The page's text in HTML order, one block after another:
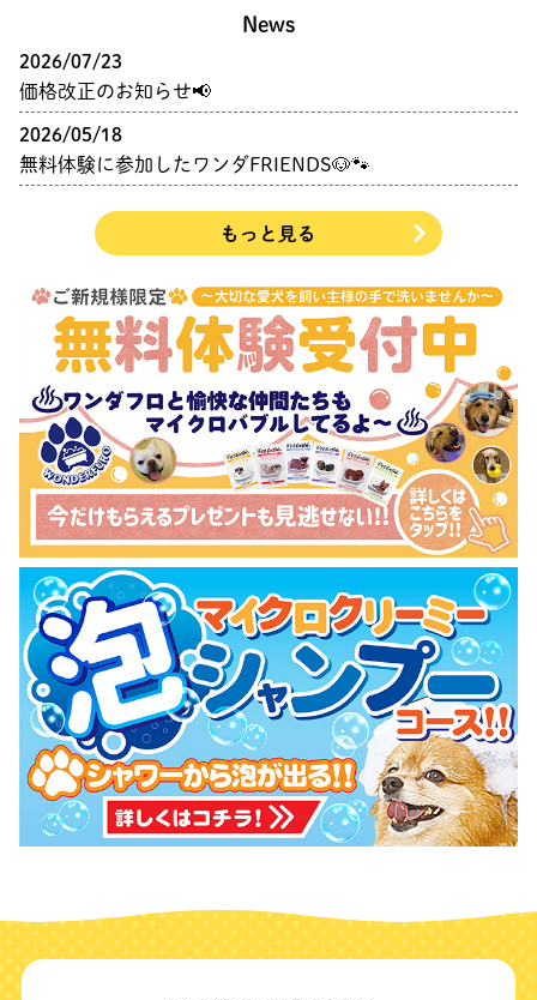
News
2026/07/23
価格改正のお知らせ📢
2026/05/18
無料体験に参加したワンダFRIENDS🐶🐾